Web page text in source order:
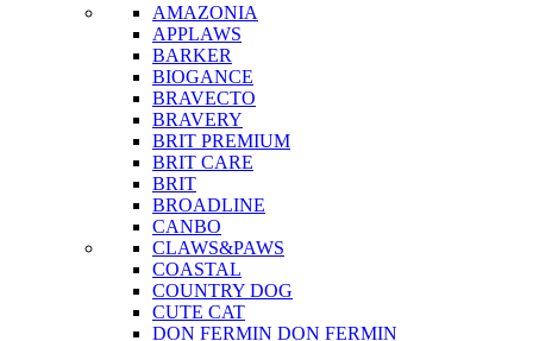
AMAZONIA
APPLAWS
BARKER
BIOGANCE
BRAVECTO
BRAVERY
BRIT PREMIUM
BRIT CARE
BRIT
BROADLINE
CANBO
CLAWS&PAWS
COASTAL
COUNTRY DOG
CUTE CAT
DON FERMIN DON FERMIN